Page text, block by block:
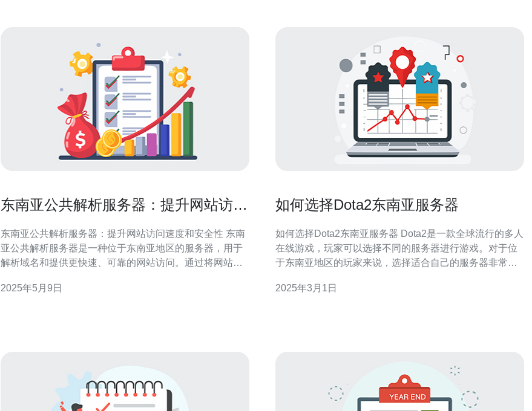
东南亚公共解析服务器：提升网站访问
东南亚公共解析服务器：提升网站访问速度和安全性 东南
亚公共解析服务器是一种位于东南亚地区的服务器，用于
解析域名和提供更快速、可靠的网站访问。通过将网站的
时提高网站的安全性。 选择东南亚公共解析服务器有以下
2025年5月9日
如何选择Dota2东南亚服务器
如何选择Dota2东南亚服务器 Dota2是一款全球流行的多人
在线游戏，玩家可以选择不同的服务器进行游戏。对于位
于东南亚地区的玩家来说，选择适合自己的服务器非常重
质量。本文将介绍如何选择Dota2东南亚服务器。 在Dota2
2025年3月1日